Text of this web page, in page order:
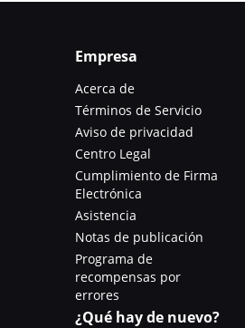
Empresa
Acerca de
Términos de Servicio
Aviso de privacidad
Centro Legal
Cumplimiento de Firma
Electrónica
Asistencia
Notas de publicación
Programa de
recompensas por
errores
¿Qué hay de nuevo?